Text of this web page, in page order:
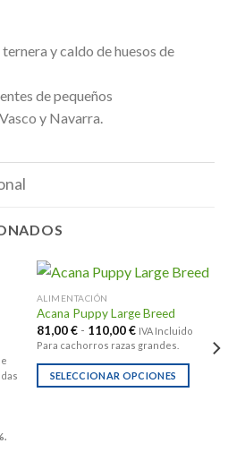
y caldo de huesos de
de pequeños
y Navarra.
ALIMENTACIÓN
Acana Puppy Large Breed
81,00€ - 110,00€Rango
de
precios:
desde
81,00 €
hasta
IVA Incluido
Para cachorros razas grandes.
SELECCIONAR OPCIONES